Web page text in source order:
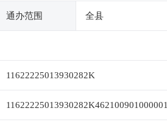
通办范围 全县
11622225013930282K
11622225013930282K462100901000001